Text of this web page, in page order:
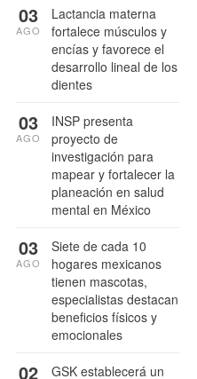
Lactancia materna
fortalece músculos y
encías y favorece el
desarrollo lineal de los
dientes
03
AGO
INSP presenta
proyecto de
investigación para
mapear y fortalecer la
planeación en salud
mental en México
03
AGO
Siete de cada 10
hogares mexicanos
tienen mascotas,
especialistas destacan
beneficios físicos y
emocionales
03
AGO
GSK establecerá un
02